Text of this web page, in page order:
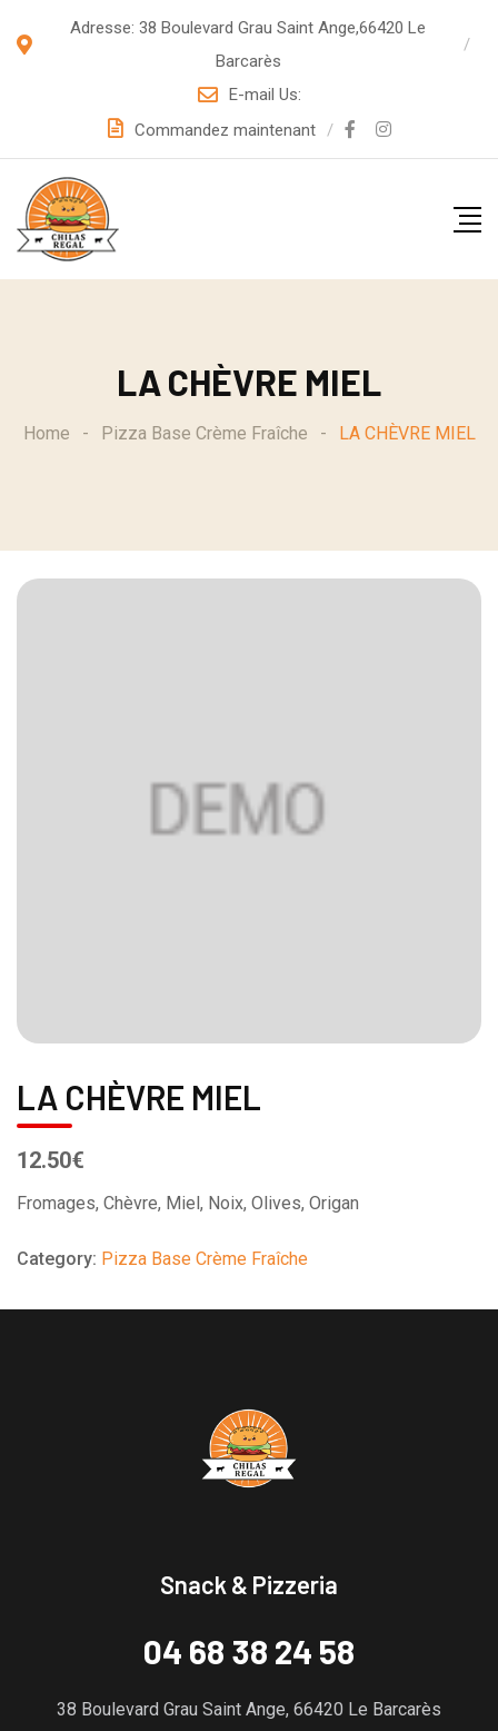
n
Adresse: 38 Boulevard Grau Saint Ange,66420 Le
Barcarès
E-mail Us:
Commandez maintenant
LA CHÈVRE MIEL
Home - Pizza Base Crème Fraîche - LA CHÈVRE MIEL
LA CHÈVRE MIEL
12.50€
Fromages, Chèvre, Miel, Noix, Olives, Origan
Category: Pizza Base Crème Fraîche
Snack & Pizzeria
04 68 38 24 58
38 Boulevard Grau Saint Ange, 66420 Le Barcarès